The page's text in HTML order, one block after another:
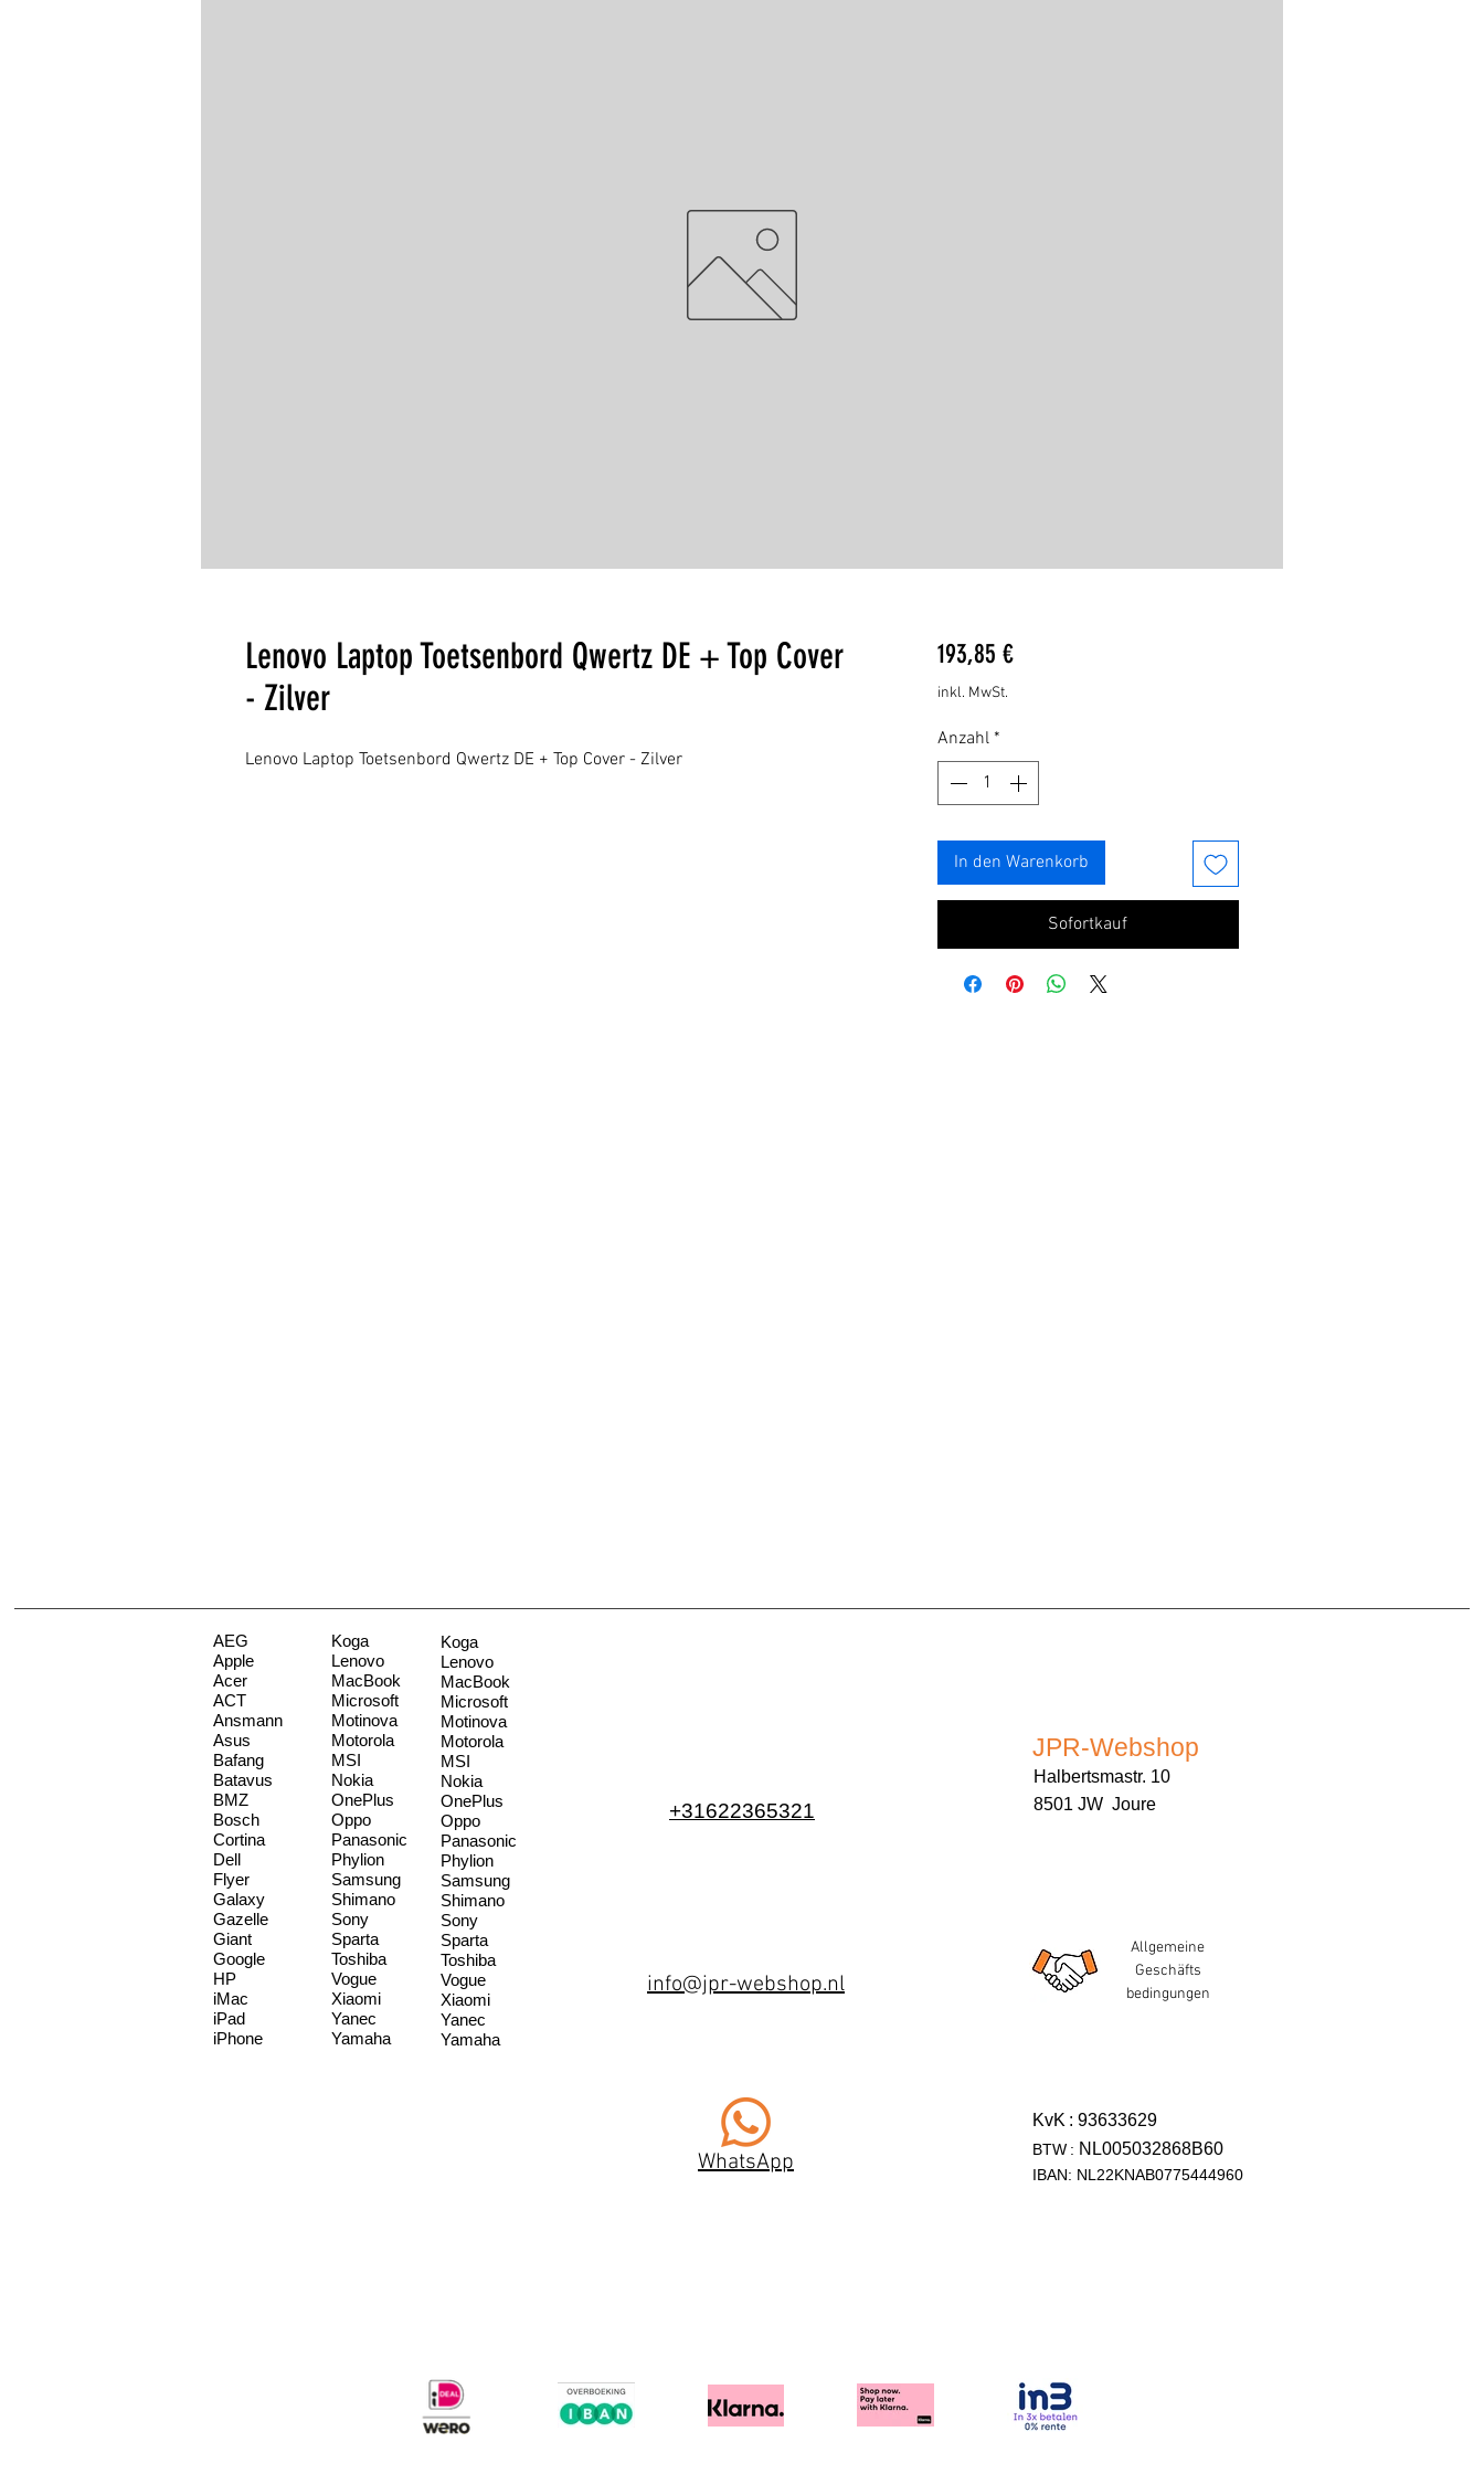
Lenovo Laptop Toetsenbord Qwertz DE + Top Cover
- Zilver
Lenovo Laptop Toetsenbord Qwertz DE + Top Cover - Zilver
193,85 €Preis
inkl. MwSt.
Anzahl *
In den Warenkorb
Sofortkauf
AEG
Apple
Acer
ACT
Ansmann
Asus
Bafang
Batavus
BMZ
Bosch
Cortina
Dell
Flyer
Galaxy
Gazelle
Giant
Google
HP
iMac
iPad
iPhone
Koga
Lenovo
MacBook
Microsoft
Motinova
Motorola
MSI
Nokia
OnePlus
Oppo
Panasonic
Phylion
Samsung
Shimano
Sony
Sparta
Toshiba
Vogue
Xiaomi
Yanec
Yamaha
Koga
Lenovo
MacBook
Microsoft
Motinova
Motorola
MSI
Nokia
OnePlus
Oppo
Panasonic
Phylion
Samsung
Shimano
Sony
Sparta
Toshiba
Vogue
Xiaomi
Yanec
Yamaha
+31622365321
info@jpr-webshop.nl
WhatsApp
JPR-Webshop
Halbertsmastr. 10
8501 JW Joure
Allgemeine
Geschäfts
bedingungen
KvK : 93633629
BTW : NL005032868B60
IBAN: NL22KNAB0775444960